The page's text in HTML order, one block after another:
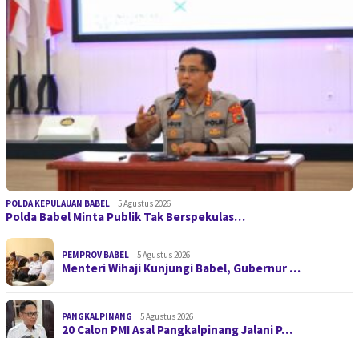
POLDA KEPULAUAN BABEL 5 Agustus 2026
Polda Babel Minta Publik Tak Berspekulas…
PEMPROV BABEL 5 Agustus 2026
Menteri Wihaji Kunjungi Babel, Gubernur …
PANGKALPINANG 5 Agustus 2026
20 Calon PMI Asal Pangkalpinang Jalani P…